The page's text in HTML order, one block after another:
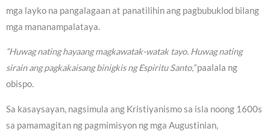
mga layko na pangalagaan at panatilihin ang pagbubuklod bilang
mga mananampalataya.
“Huwag nating hayaang magkawatak-watak tayo. Huwag nating
sirain ang pagkakaisang binigkis ng Espiritu Santo,”paalala ng
obispo.
Sa kasaysayan, nagsimula ang Kristiyanismo sa isla noong 1600s
sa pamamagitan ng pagmimisyon ng mga Augustinian,